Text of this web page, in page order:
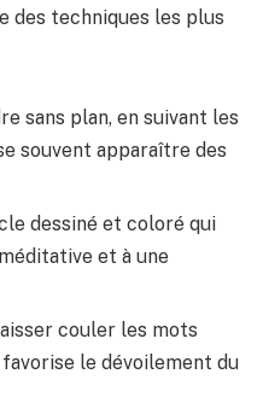
des techniques les plus
sans plan, en suivant les
souvent apparaître des
dessiné et coloré qui
et à une
couler les mots
le dévoilement du